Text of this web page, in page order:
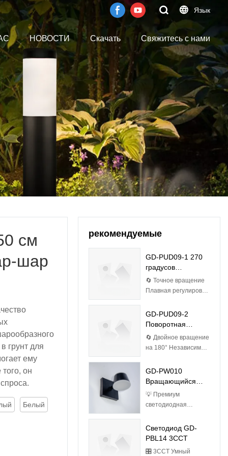
Язык
НОВОСТИ Скачать Свяжитесь с нами
см
шар
грунт для
ему
он
Белый
рекомендуемые
GD-PUD09-1 270
градусов
вращения
🔄 Точное вращение
Плавная регулировка
Аэрокосмические
материалы 4 мм
ABS-пластик Bayer,
устойчивый к
излучению 🌧️
Водонепроницаемая
инженерия Степень
защиты IP44:
прокладки
45° Антисифонные
GD-PUD09-2
Поворотная
головка
🔄 Двойное вращение
на 180° Независимая
Аэрокосмического
класса Закаленное
Дж) 🌧️
Водонепроницаемая
защиты IP44:
Двойные
силиконовые
GD-PW010
Вращающийся
пластиковый
настенный
💡 Премиум
светодиодная
SMD2835
обеспечивают
Светодиод GD-
PBL14 3CCT
🎛️ 3CCT Умный